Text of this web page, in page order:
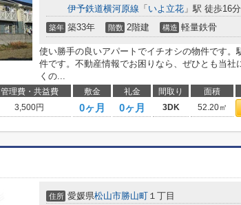
伊予鉄道横河原線 「 いよ立花 」駅 徒歩16分
築年 築33年 階数 2階建 構造 軽量鉄骨
使い勝手の良いアパートでイチオシの物件です。
件です。不動産情報でお困りなら、ぜひとも当社
くの...
管理費・共益費 敷金 礼金 間取り 面積
3,500円 0ヶ月 0ヶ月 3DK 52.20㎡
住所 愛媛県松山市勝山町 １丁目